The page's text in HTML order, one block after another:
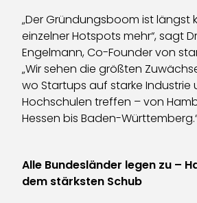
„Der Gründungsboom ist längst
einzelner Hotspots mehr“, sagt
Engelmann, Co-Founder von
„Wir sehen die größten
wo Startups auf starke Industrie
Hochschulen treffen – von
Hessen bis Baden-
Alle Bundesländer legen zu –
dem stärksten Schub